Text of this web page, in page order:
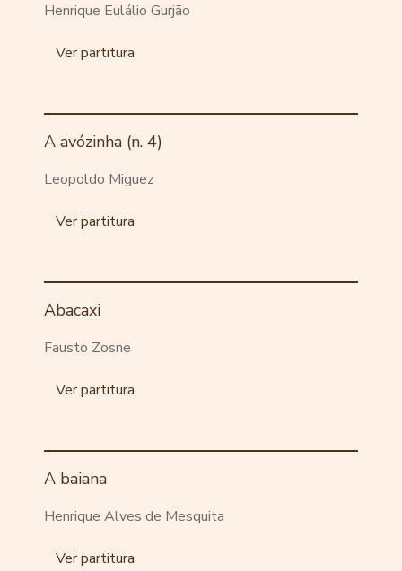
Henrique Eulálio Gurjão
Ver partitura
A avózinha (n. 4)
Leopoldo Miguez
Ver partitura
Abacaxi
Fausto Zosne
Ver partitura
A baiana
Henrique Alves de Mesquita
Ver partitura